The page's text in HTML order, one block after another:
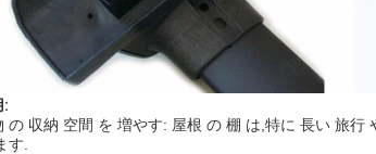
:
の 収納 空間 を 増やす: 屋根 の 棚 は,特に 長い 旅
す.